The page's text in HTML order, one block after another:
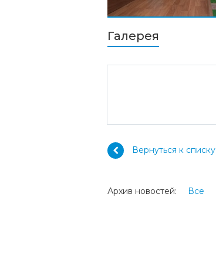
Галерея
Вернуться к списку
Архив новостей: Все